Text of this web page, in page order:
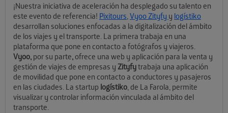
¡Nuestra iniciativa de aceleración ha desplegado su talento en
este evento de referencia! Pixitours,VyooZityfy y logístiko
desarrollan soluciones enfocadas a la digitalización del ámbito
de los viajes y el transporte. La primera trabaja en una
plataforma que pone en contacto a fotógrafos y viajeros.
Vyoo, por su parte,ofrece una web y aplicación para la venta y
gestión de viajes de empresas y Zityfytrabaja una aplicación
de movilidad que pone en contacto a conductores y pasajeros
en las ciudades. La startup logístiko, de La Farola, permite
visualizar y controlar información vinculada al ámbito del
transporte.